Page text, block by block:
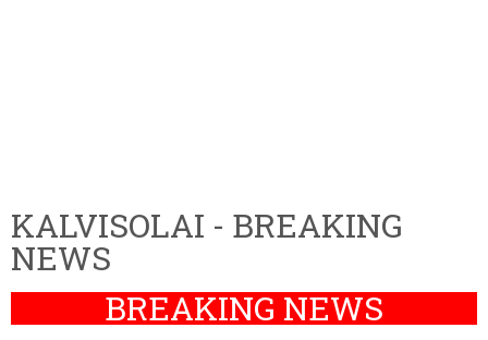
KALVISOLAI - BREAKING
NEWS
BREAKING NEWS